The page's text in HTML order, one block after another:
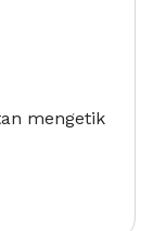
mengetik